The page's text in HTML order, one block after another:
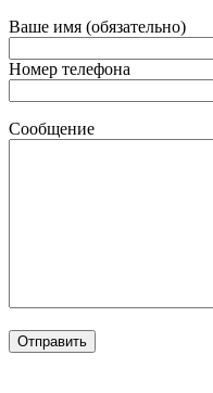
Ваше имя (обязательно)
Номер телефона
Сообщение